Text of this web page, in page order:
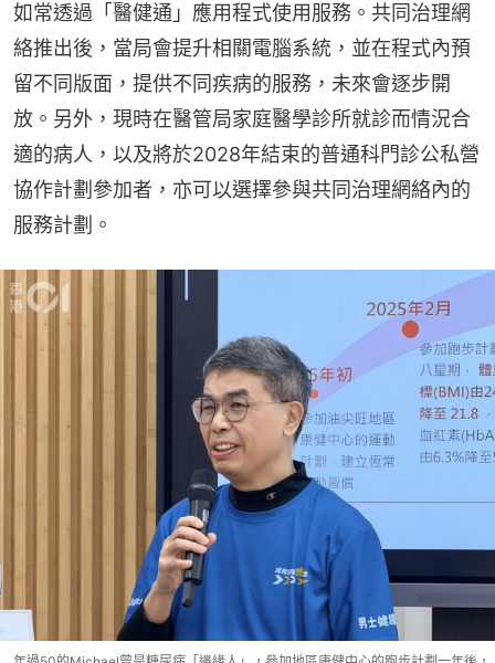
如常透過「醫健通」應用程式使用服務。共同治理網
絡推出後，當局會提升相關電腦系統，並在程式內預
留不同版面，提供不同疾病的服務，未來會逐步開
放。另外，現時在醫管局家庭醫學診所就診而情況合
適的病人，以及將於2028年結束的普通科門診公私營
協作計劃參加者，亦可以選擇參與共同治理網絡內的
服務計劃。